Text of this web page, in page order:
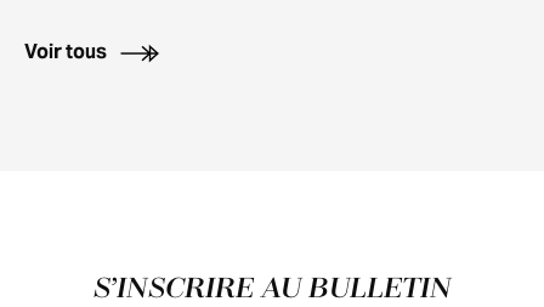
Voir tous
Pied de pageS’INSCRIRE AU BULLETIN